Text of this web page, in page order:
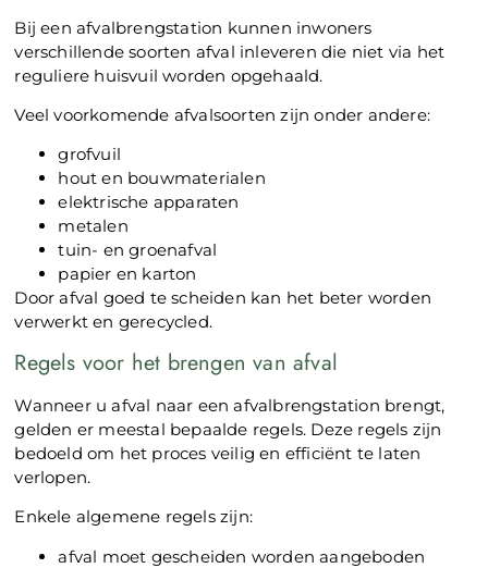
Bij een afvalbrengstation kunnen inwoners
verschillende soorten afval inleveren die niet via het
reguliere huisvuil worden opgehaald.
Veel voorkomende afvalsoorten zijn onder andere:
grofvuil
hout en bouwmaterialen
elektrische apparaten
metalen
tuin- en groenafval
papier en karton
Door afval goed te scheiden kan het beter worden
verwerkt en gerecycled.
Regels voor het brengen van afval
Wanneer u afval naar een afvalbrengstation brengt,
gelden er meestal bepaalde regels. Deze regels zijn
bedoeld om het proces veilig en efficiënt te laten
verlopen.
Enkele algemene regels zijn:
afval moet gescheiden worden aangeboden